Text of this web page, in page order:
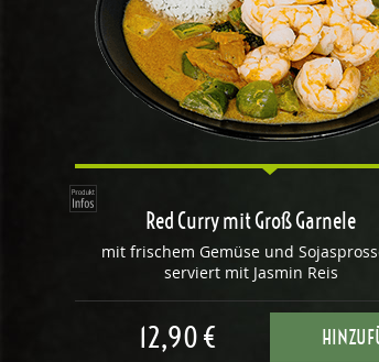
Red Curry mit Groß Garnele
mit frischem Gemüse und
serviert mit Jasmin Reis
12,90 €